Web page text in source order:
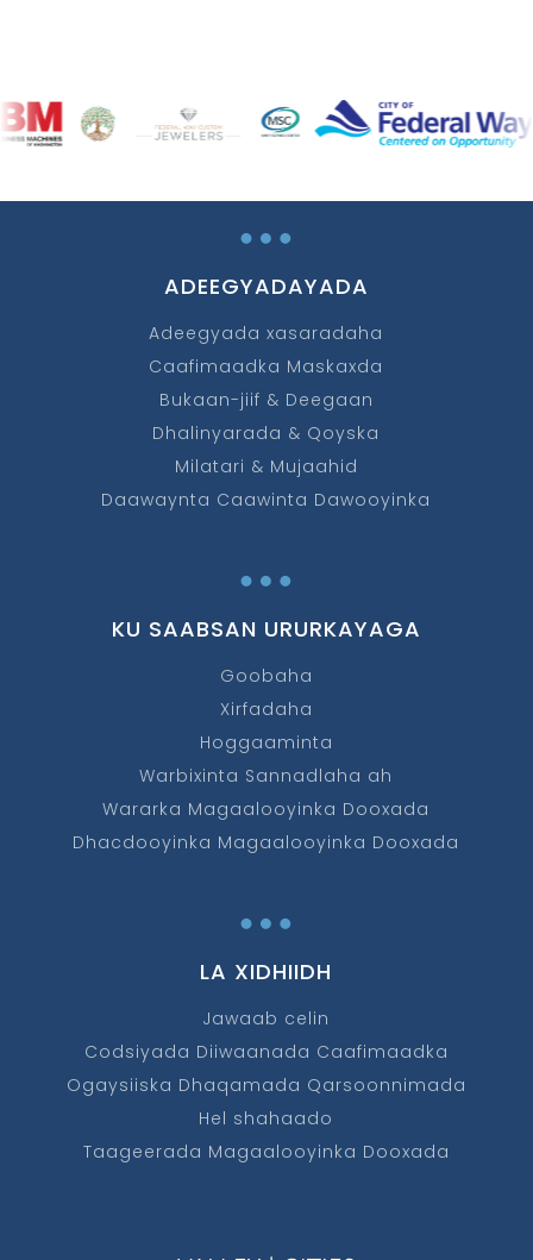
…
ADEEGYADAYADA
Adeegyada xasaradaha
Caafimaadka Maskaxda
Bukaan-jiif & Deegaan
Dhalinyarada & Qoyska
Milatari & Mujaahid
Daawaynta Caawinta Dawooyinka
…
KU SAABSAN URURKAYAGA
Goobaha
Xirfadaha
Hoggaaminta
Warbixinta Sannadlaha ah
Wararka Magaalooyinka Dooxada
Dhacdooyinka Magaalooyinka Dooxada
…
LA XIDHIIDH
Jawaab celin
Codsiyada Diiwaanada Caafimaadka
Ogaysiiska Dhaqamada Qarsoonnimada
Hel shahaado
Taageerada Magaalooyinka Dooxada